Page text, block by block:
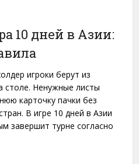
10 дней в Азии:
игроки берут из
столе. Ненужные листы
карточку пачки без
В игре 10 дней в Азии
завершит турне согласно